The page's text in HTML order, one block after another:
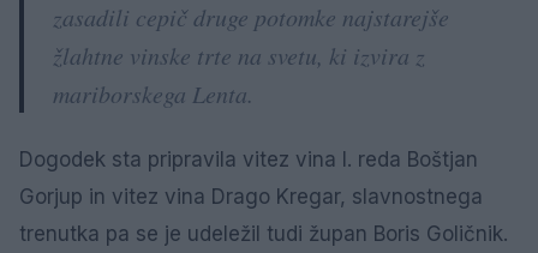
zasadili cepič druge potomke najstarejše
žlahtne vinske trte na svetu, ki izvira z
mariborskega Lenta.
Dogodek sta pripravila vitez vina I. reda Boštjan
Gorjup in vitez vina Drago Kregar, slavnostnega
trenutka pa se je udeležil tudi župan Boris Goličnik.